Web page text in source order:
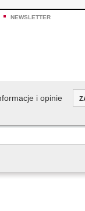
NEWSLETTER
i opinie